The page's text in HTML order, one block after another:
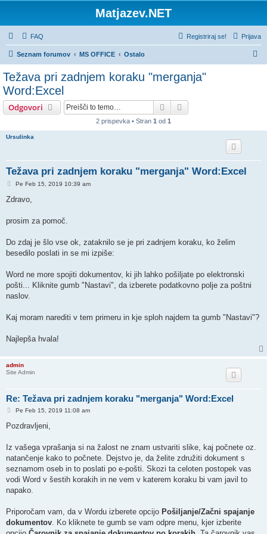
Matjazev.NET
FAQ Prijava
Registriraj se!
Seznam forumov MS OFFICE Ostalo
Težava pri zadnjem koraku "merganja"
Word:Excel
Odgovori Iskanje
2 prispevka • Stran 1 od 1
Ursulinka
Težava pri zadnjem koraku "merganja" Word:Excel
O
g
o
Pe Feb 15, 2019 10:39 am
Zdravo,
prosim za pomoč.
Do zdaj je šlo vse ok, zataknilo se je pri zadnjem koraku, ko želim
besedilo poslati in se mi izpiše:
Word ne more spojiti dokumentov, ki jih lahko pošiljate po elektronski
pošti... Kliknite gumb "Nastavi", da izberete podatkovno polje za poštni
naslov.
Kaj moram narediti v tem primeru in kje sploh najdem ta gumb "Nastavi"?
Najlepša hvala!
admin
Site Admin
Re: Težava pri zadnjem koraku "merganja" Word:Excel
O
g
o
Pe Feb 15, 2019 11:08 am
Pozdravljeni,
Iz vašega vprašanja si na žalost ne znam ustvariti slike, kaj počnete oz.
natančenje kako to počnete. Dejstvo je, da želite združiti dokument s
seznamom oseb in to poslati po e-pošti. Skozi ta celoten postopek vas
vodi Word v šestih korakih in ne vem v katerem koraku bi vam javil to
napako.
Priporočam vam, da v Wordu izberete opcijo Pošiljanje/Začni spajanje
dokumentov . Ko kliknete te gumb se vam odpre menu, kjer izberite